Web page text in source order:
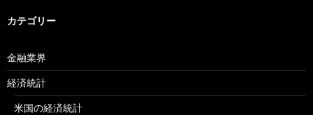
カテゴリー
金融業界
経済統計
米国の経済統計